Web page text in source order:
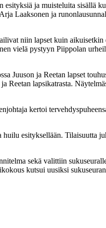
ja muisteluita sisällä
Laaksonen ja
niin lapset kuin
vielä pystyyn Piippolan
Juuson ja Reetan lapset
Reetan lapsikatrasta.
kertoi
esityksellään. Tilaisuutta
sekä valittiin
kutsui uusiksi